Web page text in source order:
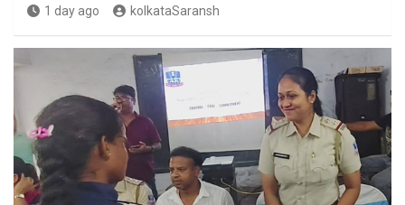
1 day ago kolkataSaransh